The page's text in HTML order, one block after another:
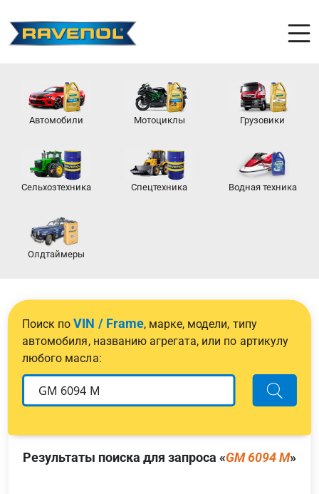
Автомобили Мотоциклы Грузовики
Сельхозтехника Спецтехника Водная техника
Олдтаймеры
Поиск поVIN / Frame, марке, модели, типу
автомобиля, названию агрегата, или по артикулу
любого масла:
Результаты поиска для запроса «GM 6094 M»